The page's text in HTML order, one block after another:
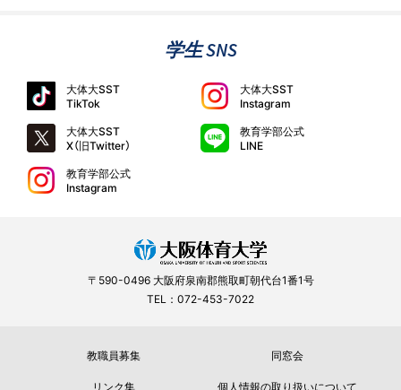
学生 SNS
大体大SST
TikTok
大体大SST
Instagram
大体大SST
X（旧Twitter）
教育学部公式
LINE
教育学部公式
Instagram
〒590-0496 大阪府泉南郡熊取町朝代台1番1号
TEL：072-453-7022
教職員募集
同窓会